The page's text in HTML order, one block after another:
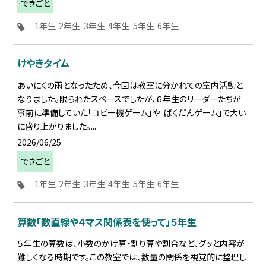
できごと
1年生 2年生 3年生 4年生 5年生 6年生
けやきタイム
あいにくの雨となったため、今回は教室に分かれての室内活動と
なりました。限られたスペースでしたが、６年生のリーダーたちが
事前に準備していた「コピー機ゲーム」や「ばくだんゲーム」で大い
に盛り上がりました。...
2026/06/25
できごと
1年生 2年生 3年生 4年生 5年生 6年生
算数「数直線や４マス関係表を使って」５年生
５年生の算数は、小数のかけ算・割り算や割合など、グッと内容が
難しくなる時期です。この教室では、数量の関係を視覚的に整理し